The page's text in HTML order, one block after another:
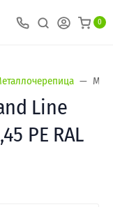
0
Line
PE RAL